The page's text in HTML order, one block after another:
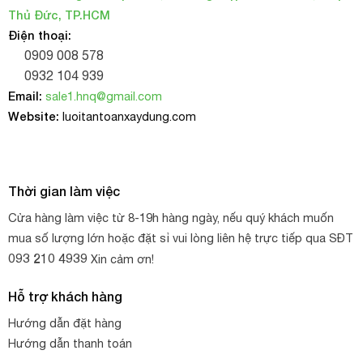
Xuất xứ: Thái Lan
Thủ Đức, TP.HCM
Điện thoại:
0909 008 578
0932 104 939
Email: sale1.hnq@gmail.com
Website: luoitantoanxaydung.com
Thời gian làm việc
Cửa hàng làm việc từ 8-19h hàng ngày, nếu quý khách muốn
mua số lượng lớn hoặc đặt sỉ vui lòng liên hệ trực tiếp qua SĐT
093 210 4939 Xin cảm ơn!
Hỗ trợ khách hàng
Hướng dẫn đặt hàng
Hướng dẫn thanh toán